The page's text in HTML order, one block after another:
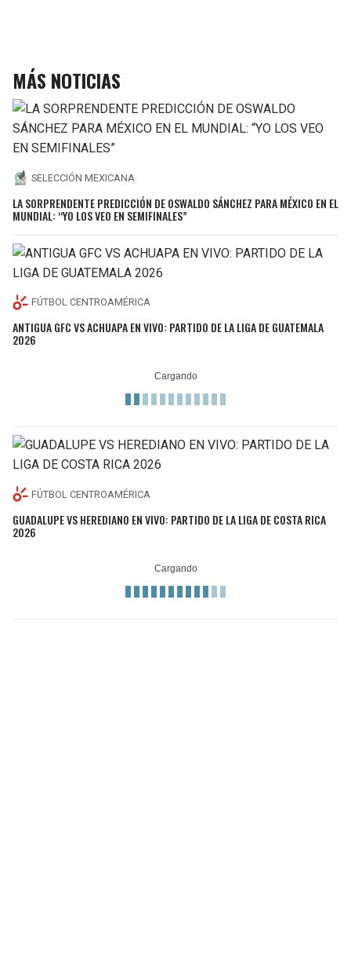
MÁS NOTICIAS
SELECCIÓN MEXICANA
LA SORPRENDENTE PREDICCIÓN DE OSWALDO SÁNCHEZ PARA MÉXICO EN EL
MUNDIAL: “YO LOS VEO EN SEMIFINALES”
FÚTBOL CENTROAMÉRICA
ANTIGUA GFC VS ACHUAPA EN VIVO: PARTIDO DE LA LIGA DE GUATEMALA
2026
FÚTBOL CENTROAMÉRICA
GUADALUPE VS HEREDIANO EN VIVO: PARTIDO DE LA LIGA DE COSTA RICA
2026